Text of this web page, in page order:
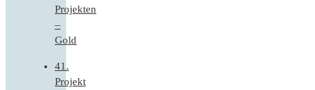
Projekten
–
Gold
41.
Projekt